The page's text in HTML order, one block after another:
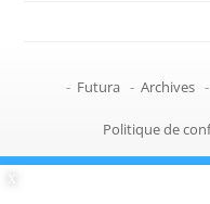
- Futura - Archives -
Politique de